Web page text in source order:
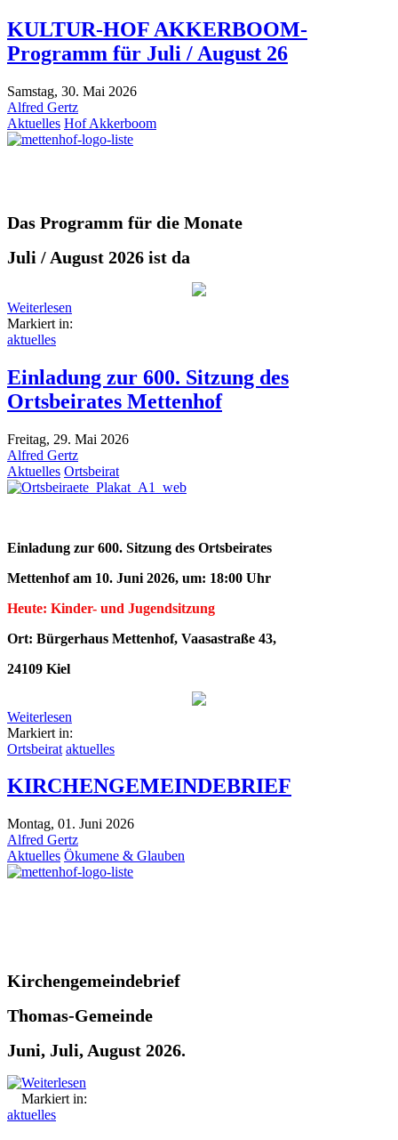
KULTUR-HOF AKKERBOOM-
Programm für Juli / August 26
Samstag, 30. Mai 2026
Alfred Gertz
Aktuelles Hof Akkerboom
Das Programm für die Monate
Juli / August 2026 ist da
Weiterlesen
Markiert in:
aktuelles
Einladung zur 600. Sitzung des
Ortsbeirates Mettenhof
Freitag, 29. Mai 2026
Alfred Gertz
Aktuelles Ortsbeirat
Einladung zur 600. Sitzung des Ortsbeirates
Mettenhof am 10. Juni 2026, um: 18:00 Uhr
Heute: Kinder- und Jugendsitzung
Ort: Bürgerhaus Mettenhof, Vaasastraße 43,
24109 Kiel
Weiterlesen
Markiert in:
Ortsbeirat aktuelles
KIRCHENGEMEINDEBRIEF
Montag, 01. Juni 2026
Alfred Gertz
Aktuelles Ökumene & Glauben
Kirchengemeindebrief
Thomas-Gemeinde
Juni, Juli, August 2026.
Weiterlesen
Markiert in:
aktuelles